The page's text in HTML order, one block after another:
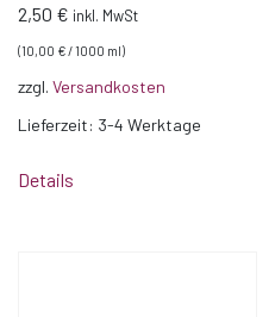
2,50 € inkl. MwSt
(10,00 €/ 1000 ml)
zzgl. Versandkosten
Lieferzeit: 3-4 Werktage
Details